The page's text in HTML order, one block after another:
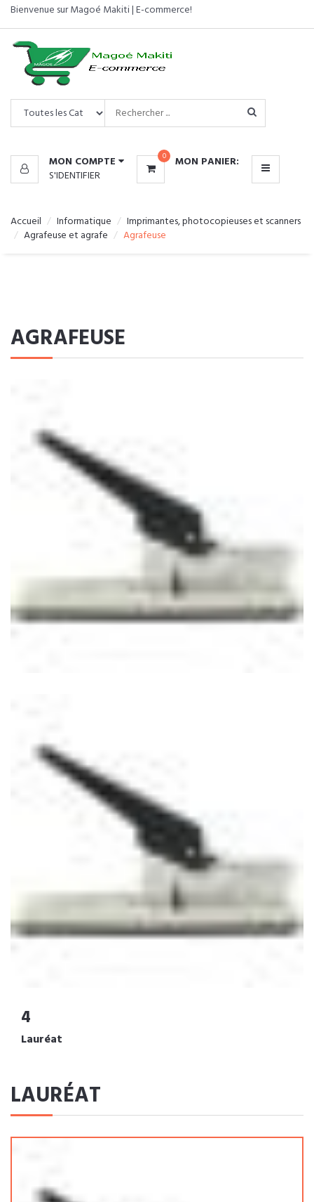
Bienvenue sur Magoé Makiti | E-commerce!
MON COMPTE
S'IDENTIFIER
0 MON PANIER:
CATÉGORIES
MENU
Accueil Informatique
Imprimantes, photocopieuses et scanners
Agrafeuse et agrafe
Agrafeuse
AGRAFEUSE
4
Lauréat
LAURÉAT